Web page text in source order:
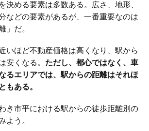
持 17万円 1,157万円 19.9%
町 17万円 1,302万円 8.2%
上 16万円 1,133万円 4.9%
16万円 1,329万円 10.0%
16万円 1,631万円 2.6%
16万円
16万円 1,082万円 9.1%
める要素は多数ある。広さ、地形、
などの要素があるが、一番重要なのは
」だ。
いほど不動産価格は高くなり、駅から
安くなる。 ただし、都心ではなく、車
るエリアでは、駅からの距離はそれほ
もある。
き市平における駅からの徒歩距離別の
よう。